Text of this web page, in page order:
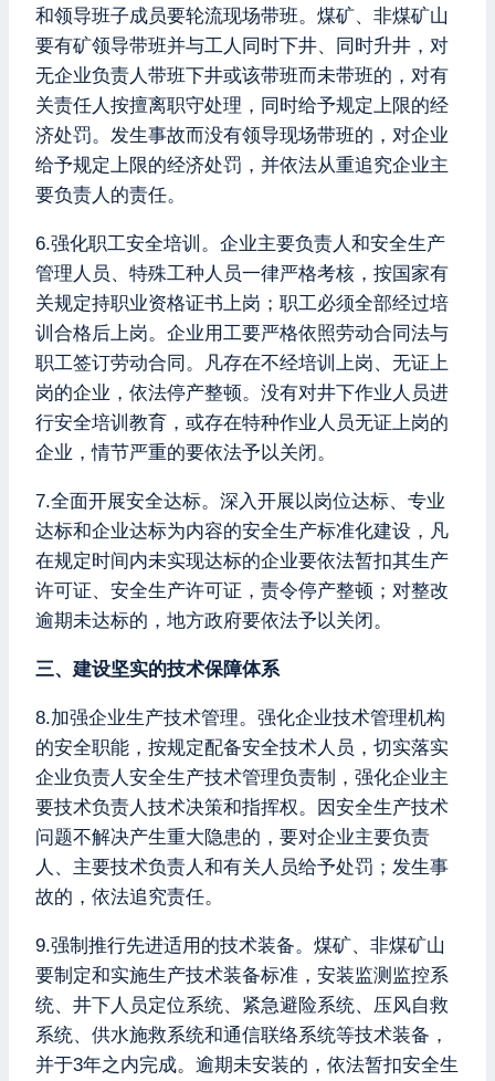
和领导班子成员要轮流现场带班。煤矿、非煤矿山
要有矿领导带班并与工人同时下井、同时升井，对
无企业负责人带班下井或该带班而未带班的，对有
关责任人按擅离职守处理，同时给予规定上限的经
济处罚。发生事故而没有领导现场带班的，对企业
给予规定上限的经济处罚，并依法从重追究企业主
要负责人的责任。
6.强化职工安全培训。企业主要负责人和安全生产
管理人员、特殊工种人员一律严格考核，按国家有
关规定持职业资格证书上岗；职工必须全部经过培
训合格后上岗。企业用工要严格依照劳动合同法与
职工签订劳动合同。凡存在不经培训上岗、无证上
岗的企业，依法停产整顿。没有对井下作业人员进
行安全培训教育，或存在特种作业人员无证上岗的
企业，情节严重的要依法予以关闭。
7.全面开展安全达标。深入开展以岗位达标、专业
达标和企业达标为内容的安全生产标准化建设，凡
在规定时间内未实现达标的企业要依法暂扣其生产
许可证、安全生产许可证，责令停产整顿；对整改
逾期未达标的，地方政府要依法予以关闭。
三、建设坚实的技术保障体系
8.加强企业生产技术管理。强化企业技术管理机构
的安全职能，按规定配备安全技术人员，切实落实
企业负责人安全生产技术管理负责制，强化企业主
要技术负责人技术决策和指挥权。因安全生产技术
问题不解决产生重大隐患的，要对企业主要负责
人、主要技术负责人和有关人员给予处罚；发生事
故的，依法追究责任。
9.强制推行先进适用的技术装备。煤矿、非煤矿山
要制定和实施生产技术装备标准，安装监测监控系
统、井下人员定位系统、紧急避险系统、压风自救
系统、供水施救系统和通信联络系统等技术装备，
并于3年之内完成。逾期未安装的，依法暂扣安全生